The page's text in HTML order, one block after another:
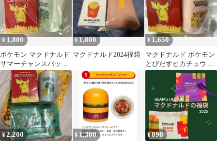
¥1,800
ポケモン マクドナルド
サマーチャンスバッグ
2026 福袋3点セット☆
¥1,800
マクドナルド2024福袋
¥ 1,650
マクドナルド ポケモン
とびだすピカチュウ ポ
テトタイマー他3点セッ
¥2,200 ¥ 1,300 ¥890